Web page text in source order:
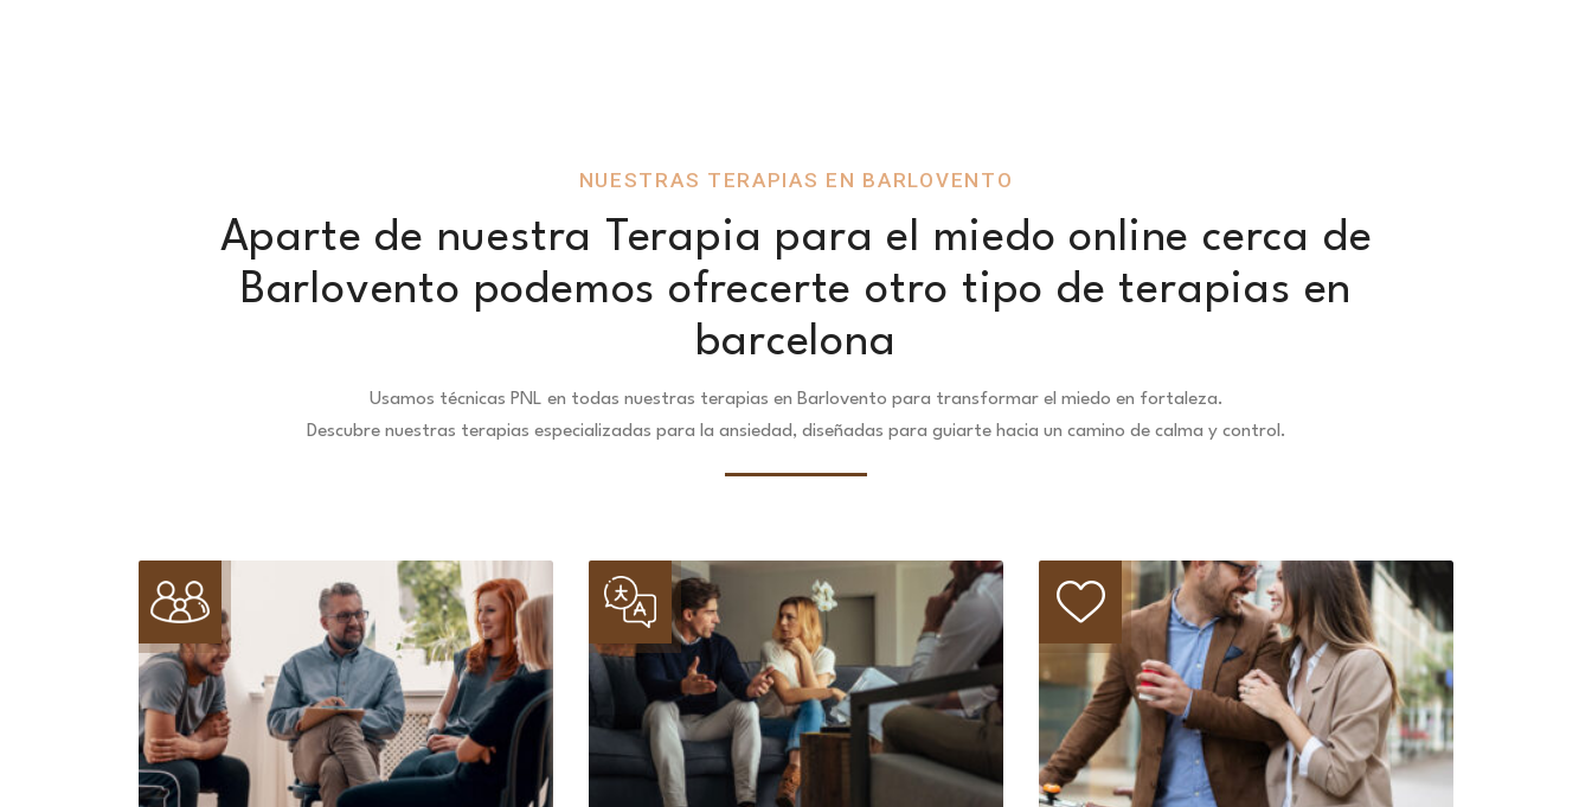
NUESTRAS TERAPIAS EN BARLOVENTO
Aparte de nuestra Terapia para el miedo online cerca de
Barlovento podemos ofrecerte otro tipo de terapias en
barcelona
Usamos técnicas PNL en todas nuestras terapias en Barlovento para transformar el miedo en fortaleza.
Descubre nuestras terapias especializadas para la ansiedad, diseñadas para guiarte hacia un camino de calma y control.